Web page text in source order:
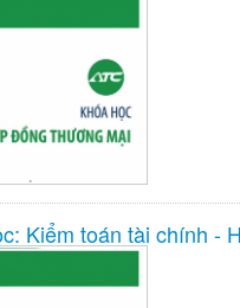
Kiểm toán tài chính -